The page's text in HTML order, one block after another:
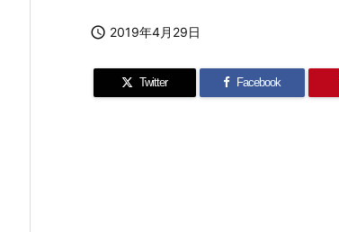
 2019年4月29日
Twitter Facebook